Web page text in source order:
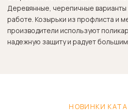
Деревянные, черепичные
работе. Козырьки из профлиста и
производители используют
надежную защиту и радует
НОВИНКИ